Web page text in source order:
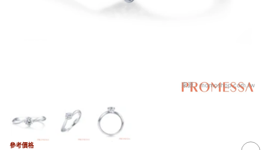
來源：momoshop.com.tw
參考價格